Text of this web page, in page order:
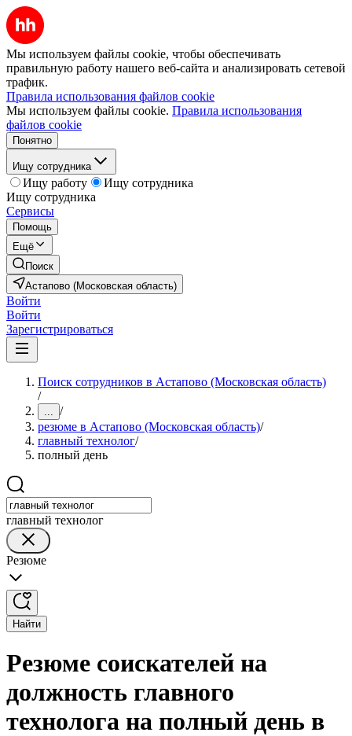
Мы используем файлы cookie, чтобы обеспечивать
правильную работу нашего веб-сайта и анализировать сетевой
трафик.
Правила использования файлов cookie
Мы используем файлы cookie. Правила использования
файлов cookie
Понятно
Ищу сотрудника
Ищу работу
Ищу сотрудника
Ищу сотрудника
Сервисы
Помощь
Ещё
Поиск
Астапово (Московская область)
Войти
Войти
Зарегистрироваться
Поиск сотрудников в Астапово (Московская область)
/
... /
резюме в Астапово (Московская область)/
главный технолог/
полный день
главный технолог
Резюме
Найти
Резюме соискателей на
должность главного
технолога на полный день в